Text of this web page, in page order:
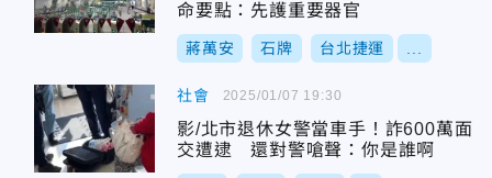
命要點：先護重要器官
蔣萬安 石牌 台北捷運
社會
影/北市退休女警當車手！詐600萬面
交遭逮 還對警嗆聲：你是誰啊
2025/01/07 19:30